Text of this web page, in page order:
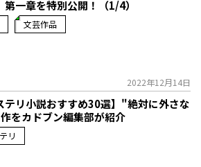
第一章を特別公開！（1/4）
文芸作品
2022年12月14日
テリ小説おすすめ30選】"絶対に外さな
をカドブン編集部が紹介
リ